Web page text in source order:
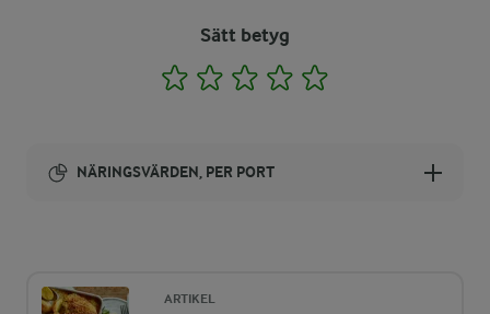
Sätt betyg
1 2 3 4
NÄRINGSVÄRDEN, PER PORT
ARTIKEL